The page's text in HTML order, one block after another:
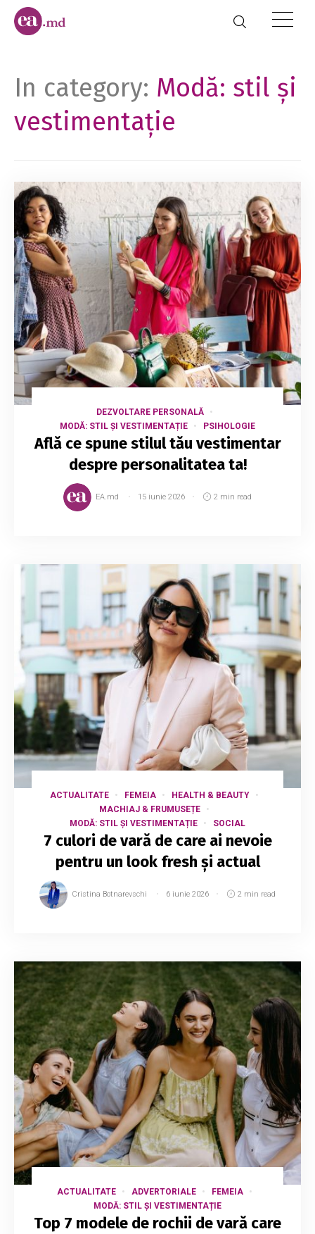
In category: Modă: stil și
vestimentație
DEZVOLTARE PERSONALĂ
MODĂ: STIL ȘI VESTIMENTAȚIE
PSIHOLOGIE
Află ce spune stilul tău vestimentar
despre personalitatea ta!
EA.md 15 iunie 2026 2 min read
ACTUALITATE FEMEIA
HEALTH & BEAUTY
MACHIAJ & FRUMUSEȚE
MODĂ: STIL ȘI VESTIMENTAȚIE
SOCIAL
7 culori de vară de care ai nevoie
pentru un look fresh și actual
Cristina Botnarevschi 6 iunie 2026 2 min read
ACTUALITATE ADVERTORIALE
FEMEIA
MODĂ: STIL ȘI VESTIMENTAȚIE
Top 7 modele de rochii de vară care